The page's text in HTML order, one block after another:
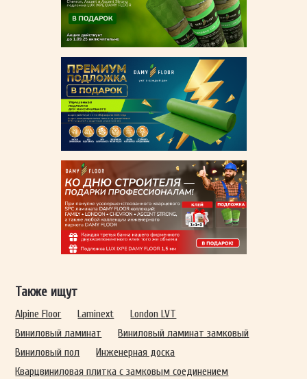
Также ищут
Alpine Floor Laminext
London LVT
Виниловый ламинат
Виниловый ламинат замковый
Виниловый пол
Инженерная доска
Кварцвиниловая плитка с замковым соединением